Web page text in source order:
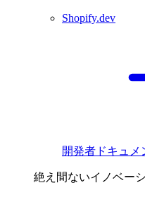
Shopify.dev
開発者ドキュ
絶え間ないイノベー